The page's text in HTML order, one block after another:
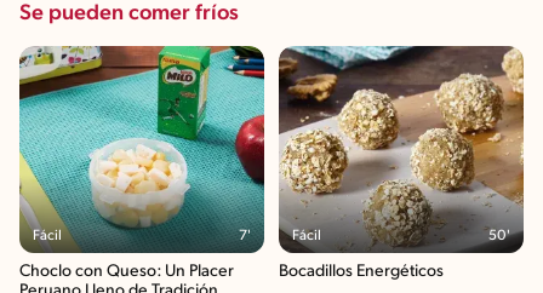
Se pueden comer fríos
Fácil 7'
Choclo con Queso: Un Placer
Fácil 50'
Bocadillos Energéticos